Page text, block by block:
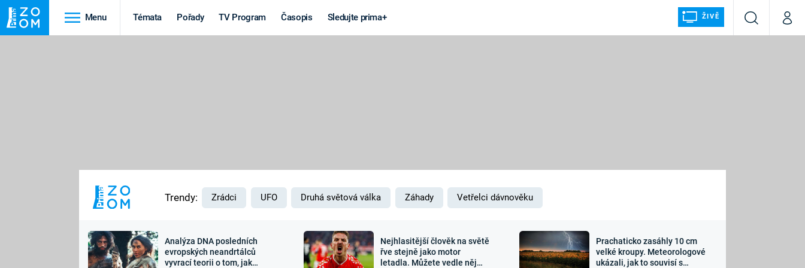
Menu Témata Pořady TV Program Časopis Sledujte prima+ ŽIVĚ
VyhledáváníMůj
MARS
Výročí
Záhady a
Zajímavosti Sledujte nás
Trendy: Zrádci UFO Druhá světová válka Záhady Vetřelci dávnověku
Analýza DNA posledních
evropských neandrtálců
vyvrací teorii o tom, jak
Nejhlasitější člověk na světě
řve stejně jako motor
letadla. Můžete vedle něj
Prachaticko zasáhly 10 cm
velké kroupy. Meteorologové
ukázali, jak to souvisí s